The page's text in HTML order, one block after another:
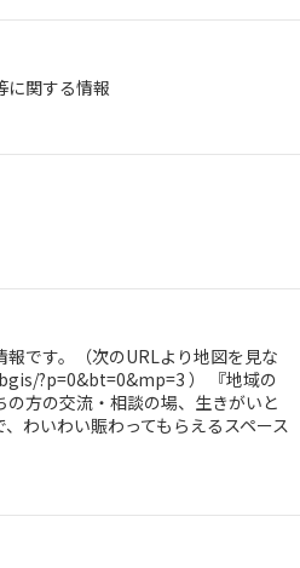
に関する情報
です。（次のURLより地図を見な
?p=0&bt=0&mp=3 ） 『地域の
方の交流・相談の場、生きがいと
わいわい賑わってもらえるスペース